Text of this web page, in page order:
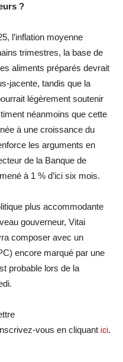
?
l’inflation moyenne
trimestres, la base de
aliments préparés devrait
jacente, tandis que la
légèrement soutenir
néanmoins que cette
à une croissance du
les arguments en
de la Banque de
à 1 % d’ici six mois.
plus accommodante
gouverneur, Vitai
composer avec un
encore marqué par une
probable lors de la
vous en cliquant ici.